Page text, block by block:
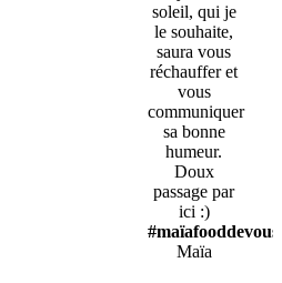
soleil, qui je
le souhaite,
saura vous
réchauffer et
vous
communiquer
sa bonne
humeur.
Doux
passage par
ici :)
#maïafooddevous
Maïa